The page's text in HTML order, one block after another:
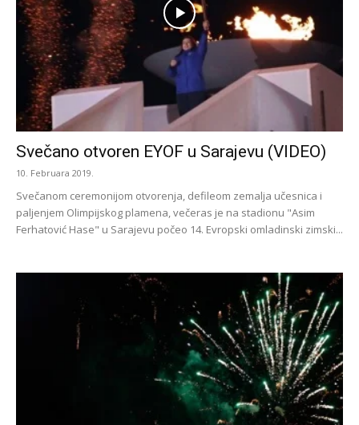
Svečano otvoren EYOF u Sarajevu (VIDEO)
10. Februara 2019.
Svečanom ceremonijom otvorenja, defileom zemalja učesnica i
paljenjem Olimpijskog plamena, večeras je na stadionu "Asim
Ferhatović Hase" u Sarajevu počeo 14. Evropski omladinski zimski...